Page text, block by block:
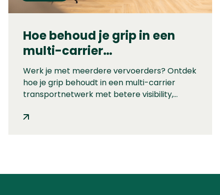
Hoe behoud je grip in een
multi-carrier
transportnetwerk?
Werk je met meerdere vervoerders? Ontdek
hoe je grip behoudt in een multi-carrier
transportnetwerk met betere visibility,
reporting en strategisch carrier